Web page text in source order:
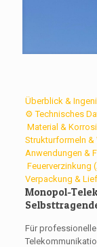
Überblick &
⚙️ Technisches
Material &
Strukturformeln &
Anwendungen &
Feuerverzinkung
Verpackung &
Monopol-
Für